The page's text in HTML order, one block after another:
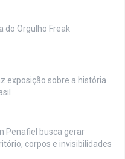
do Orgulho Freak
exposição sobre a história
Penafiel busca gerar
corpos e invisibilidades